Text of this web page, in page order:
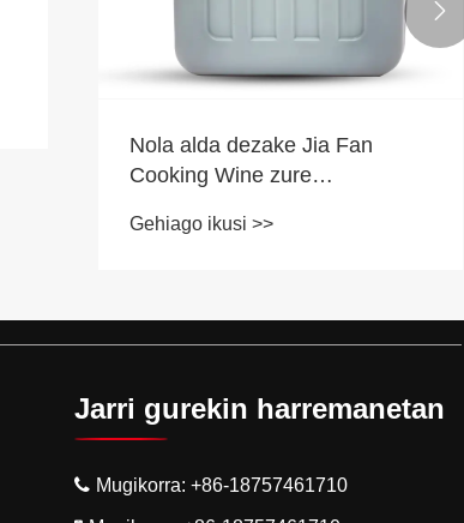
Nola alda dezake Jia Fan
Cooking Wine zure
Gehiago ikusi >>

Jarri gurekin harremanetan
Mugikorra: +86-18757461710